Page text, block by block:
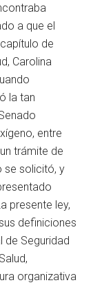
a que el
de
Carolina
la tan
entre
trámite de
se solicitó, y
presente ley,
definiciones
de Seguridad
organizativa